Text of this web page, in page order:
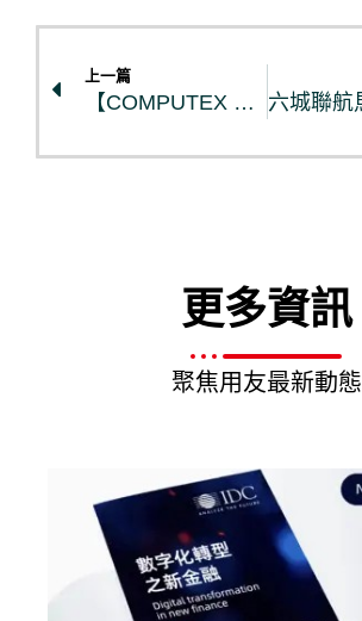
上一篇
【COMPUTEX 2026】台灣用友參展台北國際電腦展，以AI 驅動跨國企業經營新格局
更多資訊
聚焦用友最新動態